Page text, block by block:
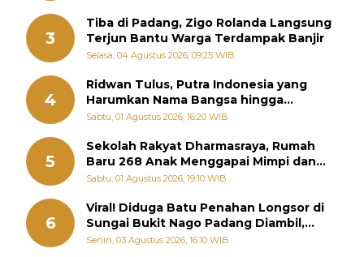
3
Tiba di Padang, Zigo Rolanda Langsung
Terjun Bantu Warga Terdampak Banjir
Selasa, 04 Agustus 2026, 09:25 WIB
4
Ridwan Tulus, Putra Indonesia yang
Harumkan Nama Bangsa hingga
Diabadikan dalam Buku Jepang
Sabtu, 01 Agustus 2026, 16:20 WIB
5
Sekolah Rakyat Dharmasraya, Rumah
Baru 268 Anak Menggapai Mimpi dan
Memutus Rantai Kemiskinan
Sabtu, 01 Agustus 2026, 19:10 WIB
6
Viral! Diduga Batu Penahan Longsor di
Sungai Bukit Nago Padang Diambil,
Warga Khawatir Bencana Terulang
Senin, 03 Agustus 2026, 16:10 WIB